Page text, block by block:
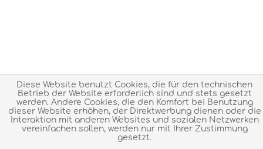
Diese Website benutzt Cookies, die für den technischen
Betrieb der Website erforderlich sind und stets gesetzt
werden. Andere Cookies, die den Komfort bei Benutzung
dieser Website erhöhen, der Direktwerbung dienen oder die
Interaktion mit anderen Websites und sozialen Netzwerken
vereinfachen sollen, werden nur mit Ihrer Zustimmung
gesetzt.